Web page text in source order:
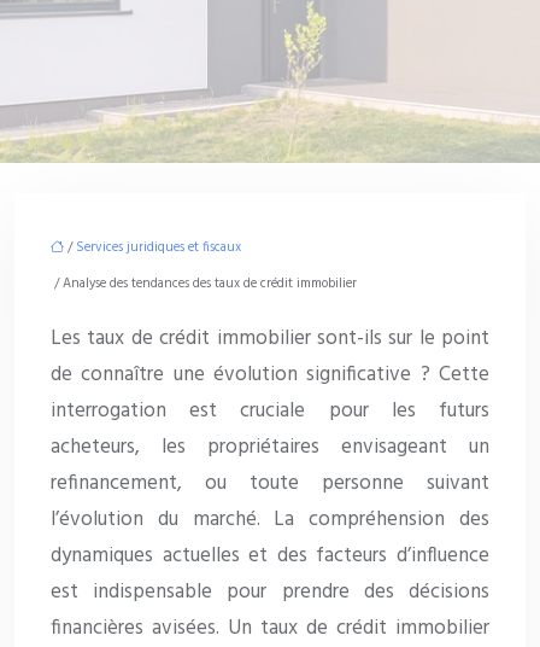
/Services juridiques et fiscaux
/ Analyse des tendances des taux de crédit immobilier
Les taux de crédit immobilier sont-ils sur le point
de connaître une évolution significative ? Cette
interrogation est cruciale pour les futurs
acheteurs, les propriétaires envisageant un
refinancement, ou toute personne suivant
l’évolution du marché. La compréhension des
dynamiques actuelles et des facteurs d’influence
est indispensable pour prendre des décisions
financières avisées. Un taux de crédit immobilier